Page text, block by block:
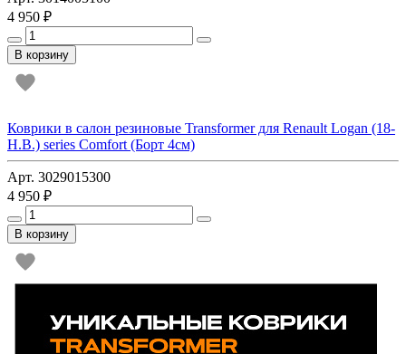
4 950 ₽
В корзину
Коврики в салон резиновые Transformer для Renault Logan (18-
Н.В.) series Comfort (Борт 4см)
Арт. 3029015300
4 950 ₽
В корзину